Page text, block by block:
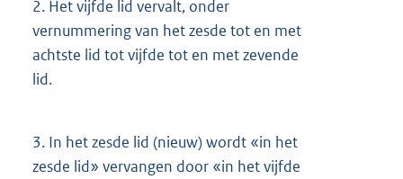
2. Het vijfde lid vervalt, onder
vernummering van het zesde tot en met
achtste lid tot vijfde tot en met zevende
lid.
3. In het zesde lid (nieuw) wordt «in het
zesde lid» vervangen door «in het vijfde